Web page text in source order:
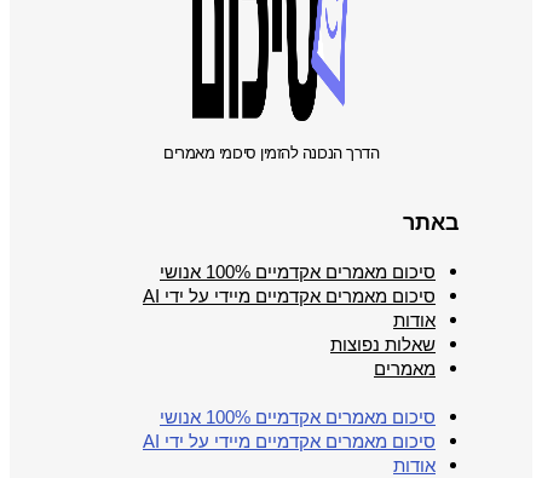
הדרך הנכונה להזמין סיכומי מאמרים
באתר
סיכום מאמרים אקדמיים 100% אנושי
סיכום מאמרים אקדמיים מיידי על ידי AI
אודות
שאלות נפוצות
מאמרים
סיכום מאמרים אקדמיים 100% אנושי
סיכום מאמרים אקדמיים מיידי על ידי AI
אודות